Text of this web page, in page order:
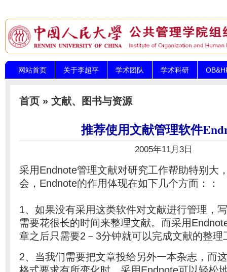
网站首页 关于李超平 学术团队 学术科研
首页» 文献、图书与资源
推荐使用文献管理软件
2005年11月3日
采用Endnote管理文献对研究工作帮助特别大
会，Endnote的作用体现在如下几个方面：：
1、如果没有采用这类软件对文献进行管理，
需要花很长的时间来整理文献。而采用
章之后只需要2－3分钟就可以完成文献的整理
2、当我们需要把文章投给另外一本杂志，而